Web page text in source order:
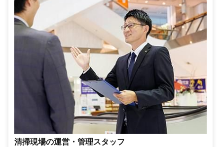
清掃現場の運営・管理スタッフ